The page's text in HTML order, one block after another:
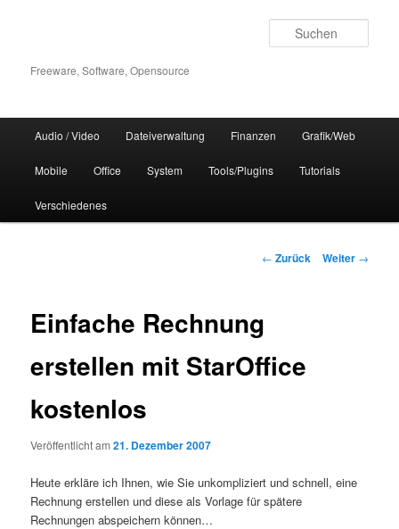
Freeware, Software, Opensource
Audio / Video Dateiverwaltung Finanzen Grafik/Web
Mobile Office System Tools/Plugins Tutorials
Verschiedenes
Beitrags-
← Zurück Weiter →
Einfache Rechnung
erstellen mit StarOffice
kostenlos
Veröffentlicht am21. Dezember 2007
Heute erkläre ich Ihnen, wie Sie unkompliziert und schnell, eine
Rechnung erstellen und diese als Vorlage für spätere
Rechnungen abspeichern können…